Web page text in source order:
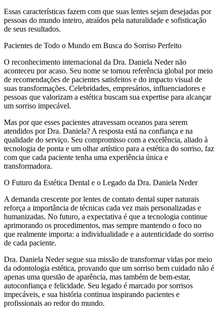
Essas características fazem com que suas lentes sejam desejadas por
pessoas do mundo inteiro, atraídos pela naturalidade e sofisticação
de seus resultados.
Pacientes de Todo o Mundo em Busca do Sorriso Perfeito
O reconhecimento internacional da Dra. Daniela Neder não
aconteceu por acaso. Seu nome se tornou referência global por meio
de recomendações de pacientes satisfeitos e do impacto visual de
suas transformações. Celebridades, empresários, influenciadores e
pessoas que valorizam a estética buscam sua expertise para alcançar
um sorriso impecável.
Mas por que esses pacientes atravessam oceanos para serem
atendidos por Dra. Daniela? A resposta está na confiança e na
qualidade do serviço. Seu compromisso com a excelência, aliado à
tecnologia de ponta e um olhar artístico para a estética do sorriso, faz
com que cada paciente tenha uma experiência única e
transformadora.
O Futuro da Estética Dental e o Legado da Dra. Daniela Neder
A demanda crescente por lentes de contato dental super naturais
reforça a importância de técnicas cada vez mais personalizadas e
humanizadas. No futuro, a expectativa é que a tecnologia continue
aprimorando os procedimentos, mas sempre mantendo o foco no
que realmente importa: a individualidade e a autenticidade do sorriso
de cada paciente.
Dra. Daniela Neder segue sua missão de transformar vidas por meio
da odontologia estética, provando que um sorriso bem cuidado não é
apenas uma questão de aparência, mas também de bem-estar,
autoconfiança e felicidade. Seu legado é marcado por sorrisos
impecáveis, e sua história continua inspirando pacientes e
profissionais ao redor do mundo.